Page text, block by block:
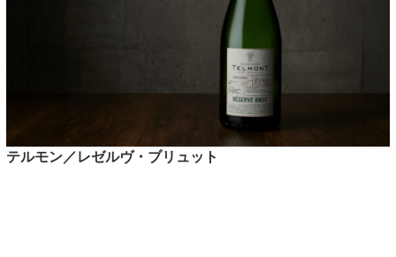
テルモン／レゼルヴ・ブリュット